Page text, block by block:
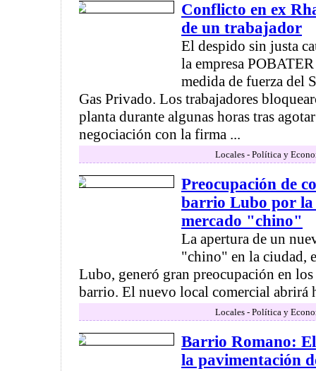
Conflicto en ex
de un trabajador
El despido sin justa
la empresa
medida de fuerza del
Gas Privado. Los trabajadores
planta durante algunas horas tras
negociación con la firma ...
Locales - Política y
Preocupación de
barrio Lubo por
mercado "chino"
La apertura de un
"chino" en la ciudad,
Lubo, generó gran preocupación en los
barrio. El nuevo local comercial abrirá
Locales - Política y
Barrio Romano:
la pavimentación